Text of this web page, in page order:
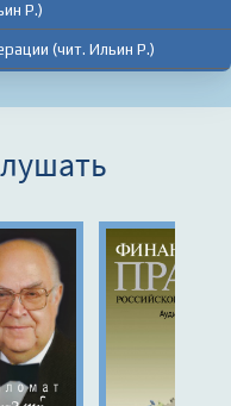
Р.)
(чит. Ильин Р.)
конституции (чит.